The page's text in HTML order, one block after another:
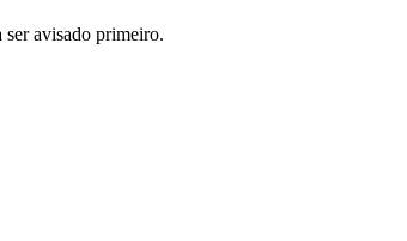
ser avisado primeiro.